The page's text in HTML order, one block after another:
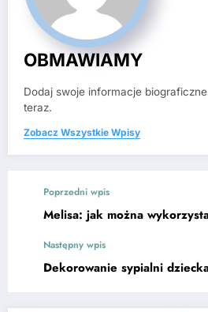
OBMAWIAMY
Dodaj swoje informacje
teraz.
Zobacz Wszystkie Wpisy
Poprzedni wpis
Melisa: jak można
Następny wpis
Dekorowanie sypialni